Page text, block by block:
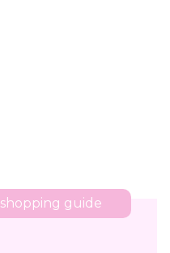
shopping guide